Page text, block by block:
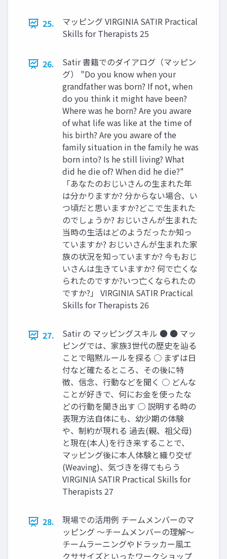
25.
マッピング VIRGINIA SATIR Practical
Skills for Therapists 25
26.
Satir 書籍でのダイアログ（マッピン
グ） "Do you know when your
grandfather was born? If not, when
do you think it might have been?
Where was he born? Are you aware
of what life was like at the time of
his birth? Are you aware of the
family situation in the family he was
born into? Is he still living? What
did he die of? When did he die?"
「あなたのおじいさんの生まれた年
は分かりますか? 分からない場合、い
つ頃だと思いますか?どこで生まれた
のでしょうか? おじいさんが生まれた
当時の生活はどのようだったか知っ
ていますか? おじいさんが生まれた家
族の状況を知っていますか? 今もおじ
いさんは生きていますか? 何で亡くな
られたのですか?いつ亡くなられたの
ですか?」 VIRGINIA SATIR Practical
Skills for Therapists 26
27.
Satir の マッピングスキル ● ● マッ
ピングでは、家族3世代の歴史を辿る
ことで暗黙ルールを探る ○ まずは日
付など確たるところ、その後に特
徴、信念、行動などを聞く ○ どんな
ことが好きで、何にお金を使ったな
どの行動を聞き出す ○ 説明する時の
表現方法自体にも、幼少期の体験
や、制約が現れる 過去(親、祖父母)
と現在(本人)を行き来することで、
マッピング後に本人体験と織り交ぜ
(Weaving)、気づきを得てもらう
VIRGINIA SATIR Practical Skills for
Therapists 27
28.
現場での活用例 チームメンバーのマ
ッピング 〜チームメンバーの理解〜
チームラーニングやドラッカー風エ
クササイズといったワークショップ